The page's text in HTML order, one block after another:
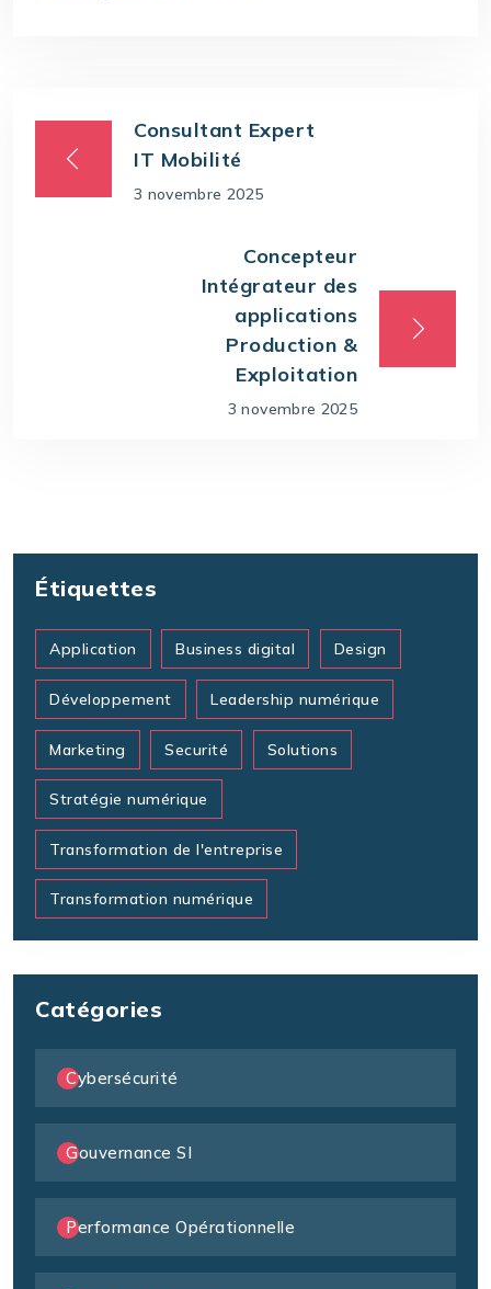
Consultant Expert
IT Mobilité
3 novembre 2025
Concepteur
Intégrateur des
applications
Production &
Exploitation
3 novembre 2025
Étiquettes
Application Business digital Design
Développement Leadership numérique
Marketing Securité Solutions
Stratégie numérique
Transformation de l'entreprise
Transformation numérique
Catégories
Cybersécurité
Gouvernance SI
Performance Opérationnelle